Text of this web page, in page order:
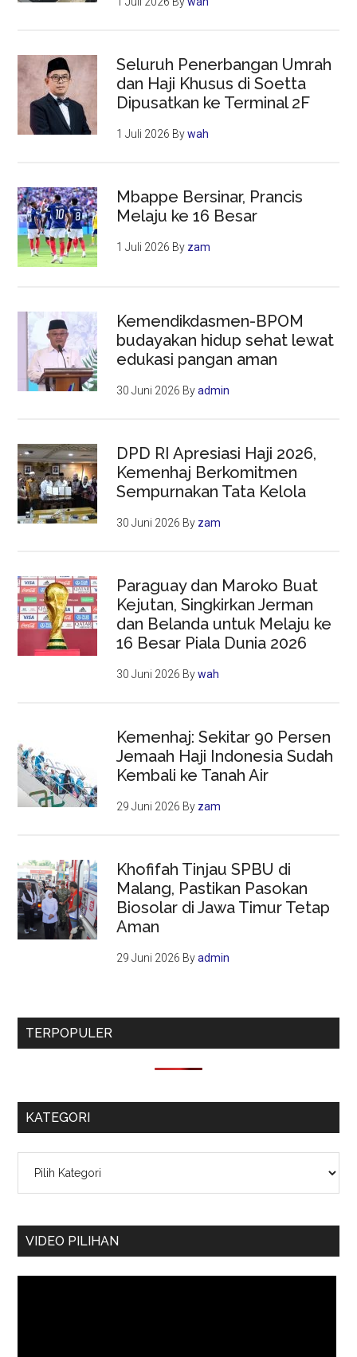
Seluruh Penerbangan Umrah
dan Haji Khusus di Soetta
Dipusatkan ke Terminal 2F
1 Juli 2026 Bywah
Mbappe Bersinar, Prancis
Melaju ke 16 Besar
1 Juli 2026 By zam
Kemendikdasmen-BPOM
budayakan hidup sehat lewat
edukasi pangan aman
30 Juni 2026 Byadmin
DPD RI Apresiasi Haji 2026,
Kemenhaj Berkomitmen
Sempurnakan Tata Kelola
30 Juni 2026 By zam
Paraguay dan Maroko Buat
Kejutan, Singkirkan Jerman
dan Belanda untuk Melaju ke
16 Besar Piala Dunia 2026
30 Juni 2026 Bywah
Kemenhaj: Sekitar 90 Persen
Jemaah Haji Indonesia Sudah
Kembali ke Tanah Air
29 Juni 2026 By zam
Khofifah Tinjau SPBU di
Malang, Pastikan Pasokan
Biosolar di Jawa Timur Tetap
Aman
29 Juni 2026 Byadmin
TERPOPULER
KATEGORI
VIDEO PILIHAN